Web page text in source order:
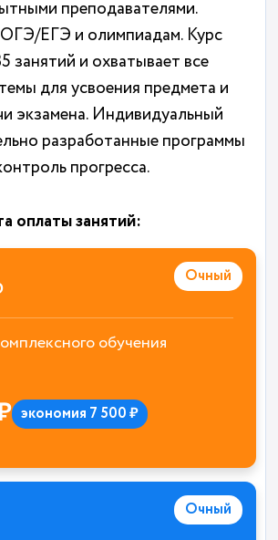
преподавателями.
ЕГЭ и олимпиадам. Курс
занятий и охватывает все
для усвоения предмета и
экзамена. Индивидуальный
разработанные программы
прогресса.
оплаты занятий:
Очный
обучения
экономия 7 500 ₽
Очный